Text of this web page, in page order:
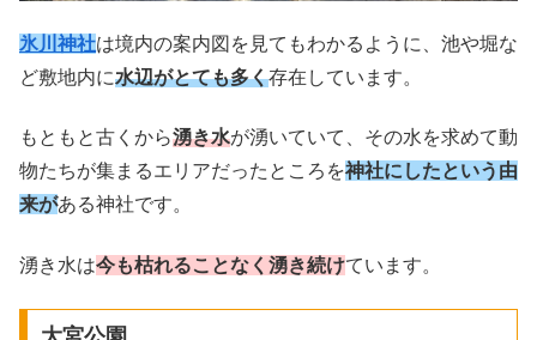
氷川神社は境内の案内図を見てもわかるように、池や堀な
ど敷地内に水辺がとても多く存在しています。
もともと古くから湧き水が湧いていて、その水を求めて動
物たちが集まるエリアだったところを神社にしたという由
来がある神社です。
湧き水は今も枯れることなく湧き続けています。